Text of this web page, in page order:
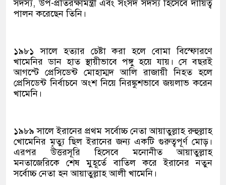
সদস্য, উপ-প্রতিরক্ষামন্ত্রী এবং সংসদ সদস্য হিসেবে দায়িত্ব
পালন করেছেন তিনি।
১৯৮১ সালে হত্যার চেষ্টা করা হলে বোমা বিস্ফোরণে
খামেনির ডান হাত স্থায়ীভাবে পঙ্গু হয়ে যায়। সে বছরই
আগস্টে প্রেসিডেন্ট মোহাম্মদ আলি রাজায়ী নিহত হলে
প্রেসিডেন্ট নির্বাচনে অংশ নিয়ে নিরঙ্কুশভাবে জয়লাভ করেন
খামেনি।
১৯৮৯ সালে ইরানের প্রথম সর্বোচ্চ নেতা আয়াতুল্লাহ রুহুল্লাহ
খোমেনির মৃত্যু ছিল ইরানের জন্য একটি গুরুত্বপূর্ণ মোড়।
এরপর উত্তরসূরি হিসেবে মনোনীত আয়াতুল্লাহ
মনতাজেরিকে শেষ মুহূর্তে বাতিল করে ইরানের নতুন
সর্বোচ্চ নেতা হন আয়াতুল্লাহ আলী খামেনি।